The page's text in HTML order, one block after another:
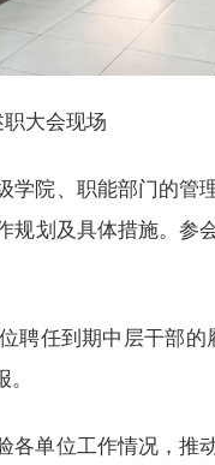
职大会现场
学院、职能部门的管
规划及具体措施。参
聘任到期中层干部
各单位工作情况，推